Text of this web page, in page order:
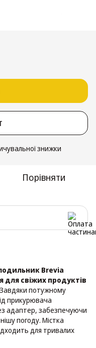
знижки
Порівняти
Brevia
для свіжих продуктів
Завдяки потужному
прикурювача
адаптер, забезпечуючи
погоду. Містка
для тривалих